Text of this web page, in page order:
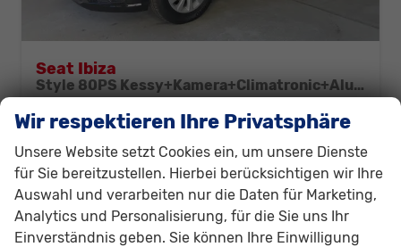
Seat Ibiza
Style 80PS Kessy+Kamera+Climatronic+Alu+PDCvohi+Sitzheiz+App-Connect+DAB
Kraftstoff Benzin Außenfarbe
[0E0E] Midnight Schwarz Metallic
Leistung
59 kW (80 PS) Kilometerstand 20 km
19.620,– €
incl. 19% MwSt.
Details
Wir respektieren Ihre Privatsphäre
Unsere Website setzt Cookies ein, um unsere Dienste
für Sie bereitzustellen. Hierbei berücksichtigen wir Ihre
Auswahl und verarbeiten nur die Daten für Marketing,
Analytics und Personalisierung, für die Sie uns Ihr
Einverständnis geben. Sie können Ihre Einwilligung